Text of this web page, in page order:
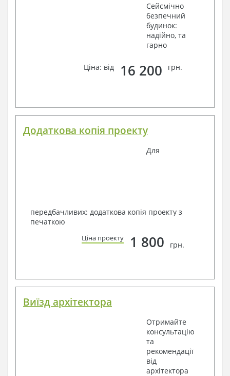
Сейсмічно
безпечний
будинок:
надійно, та
гарно
Ціна: від 16 200 грн.
Додаткова копія проекту
Для
передбачливих: додаткова копія проекту з
печаткою
Ціна проекту 1 800 грн.
Виїзд архітектора
Отримайте
консультацію
та
рекомендації
від
архітектора